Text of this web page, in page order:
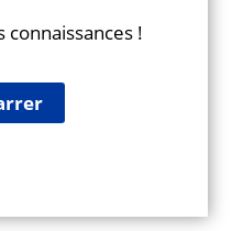
connaissances !